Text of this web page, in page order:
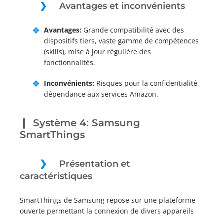
Avantages et inconvénients
Avantages: Grande compatibilité avec des
dispositifs tiers, vaste gamme de compétences
(skills), mise à jour régulière des
fonctionnalités.
Inconvénients: Risques pour la confidentialité,
dépendance aux services Amazon.
Système 4: Samsung
SmartThings
Présentation et
caractéristiques
SmartThings de Samsung repose sur une plateforme
ouverte permettant la connexion de divers appareils